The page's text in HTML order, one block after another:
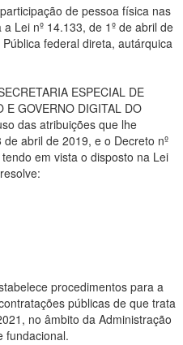
de pessoa física nas
Lei nº 14.133, de 1º de abril de
federal direta, autárquica
ESPECIAL DE
E GOVERNO DIGITAL DO
das atribuições que lhe
abril de 2019, e o Decreto nº
em vista o disposto na Lei
procedimentos para a
públicas de que trata
no âmbito da Administração
fundacional.